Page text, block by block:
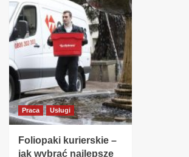
Praca Usługi
Foliopaki kurierskie –
jak wybrać najlepsze